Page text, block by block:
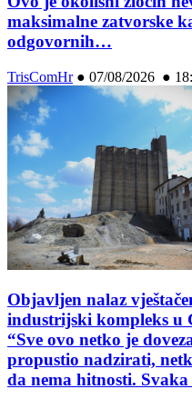
maksimalne zatvorske
odgovornih…
TrisComHr● 07/08/2026 ●
Objavljen nalaz
industrijski kompleks u
“Sve ovo netko je
propustio nadzirati,
da nema hitnosti.